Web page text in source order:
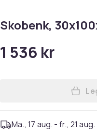
Skobenk,
1 536 kr
Ma., 17 aug. - fr., 21 aug.